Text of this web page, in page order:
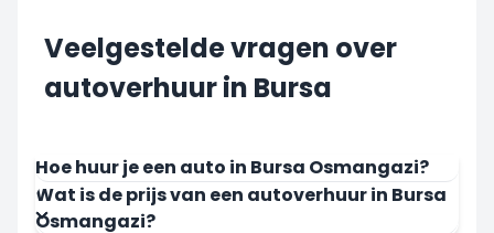
Veelgestelde vragen over
autoverhuur in Bursa
Hoe huur je een auto in Bursa Osmangazi?
Wat is de prijs van een autoverhuur in Bursa
Osmangazi?